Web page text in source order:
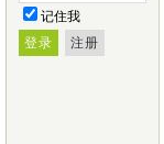
记住我